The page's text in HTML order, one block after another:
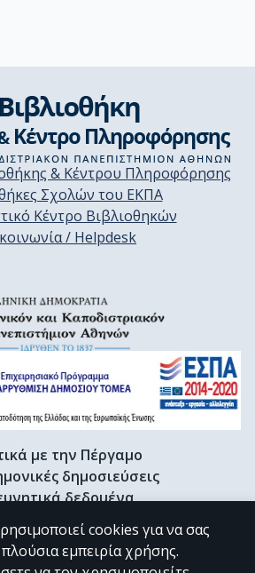
& Κέντρου Πληροφόρησης
Σχολών του ΕΚΠΑ
Κέντρο Βιβλιοθηκών
/ Helpdesk
με την Πέργαμο
δημοσιεύσεις
δεδομένα
& Γκρίζα βιβλιογραφία
Ερευνητή
cookies για να σας
εμπειρία χρήσης.